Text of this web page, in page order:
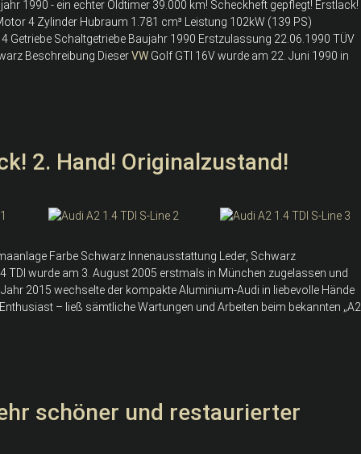
1990 - ein echter Oldtimer 39.000 km! Scheckheft gepflegt! Erstlack!
4 Zylinder Hubraum 1.781 cm³ Leistung 102kW (139 PS)
Getriebe Schaltgetriebe Baujahr 1990 Erstzulassung 22.06.1990 TÜV
Beschreibung DieserVW Golf GTI 16V wurde am 22. Juni 1990 in
2. Hand! Originalzustand!
Farbe Schwarz Innenausstattung Leder, Schwarz
TDI wurde am 3. August 2005 erstmals in München zugelassen und
2015 wechselte der kompakte Aluminium-Audi in liebevolle Hände
– ließ sämtliche Wartungen und Arbeiten beim bekannten „A2
schöner und restaurierter